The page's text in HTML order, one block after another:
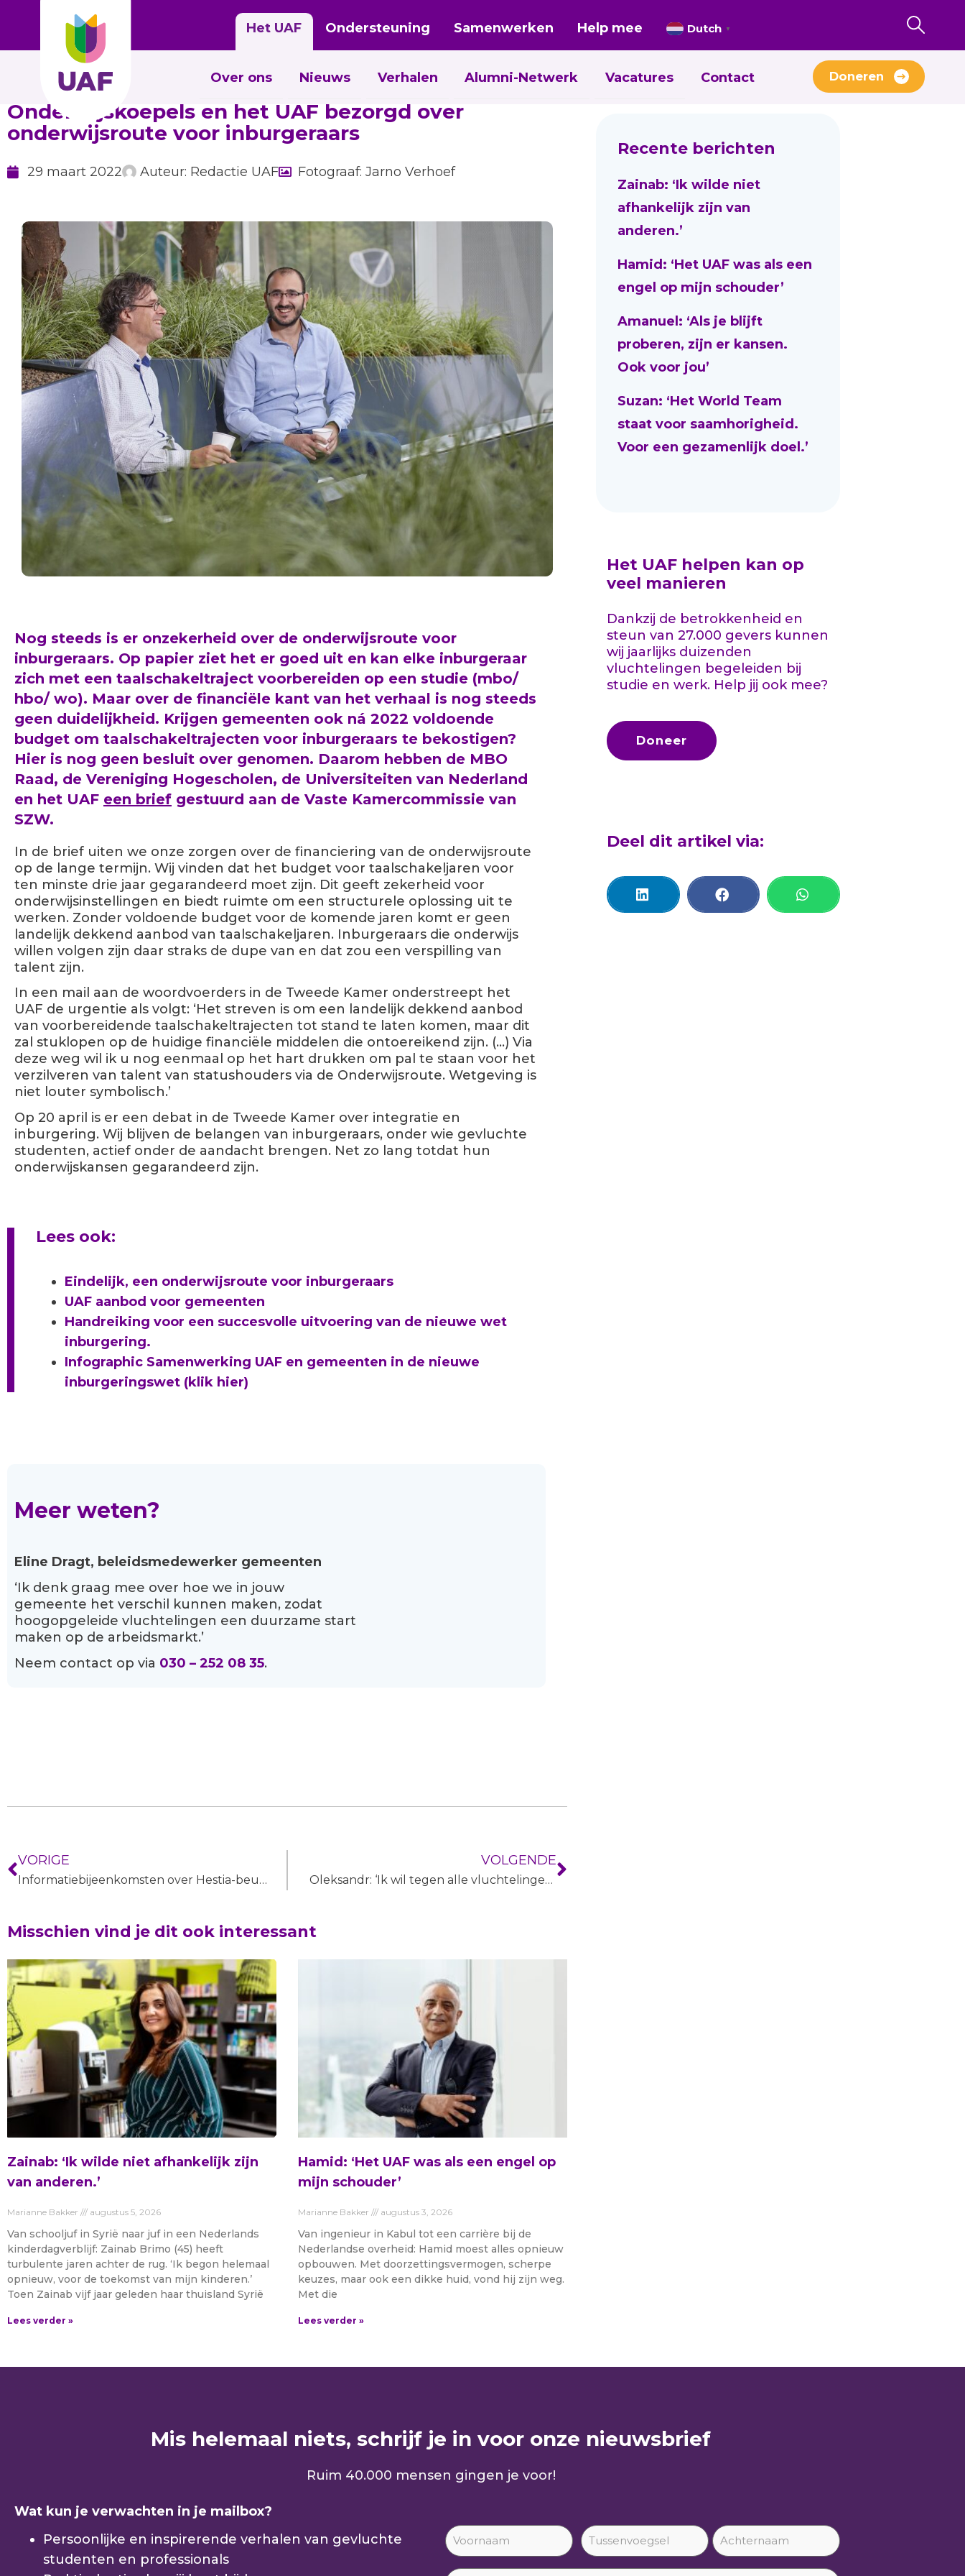
Het UAF
Over ons Nieuws Verhalen Alumni-Netwerk Vacatures Contact
Ondersteuning Samenwerken Help mee Dutch ▼
Doneren
Onderwijskoepels en het UAF bezorgd over
onderwijsroute voor inburgeraars
29 maart 2022 Auteur: Redactie UAF Fotograaf: Jarno Verhoef
Nog steeds is er onzekerheid over de onderwijsroute voor
inburgeraars. Op papier ziet het er goed uit en kan elke inburgeraar
zich met een taalschakeltraject voorbereiden op een studie (mbo/
hbo/ wo). Maar over de financiële kant van het verhaal is nog steeds
geen duidelijkheid. Krijgen gemeenten ook ná 2022 voldoende
budget om taalschakeltrajecten voor inburgeraars te bekostigen?
Hier is nog geen besluit over genomen. Daarom hebben de MBO
Raad, de Vereniging Hogescholen, de Universiteiten van Nederland
en het UAF een brief gestuurd aan de Vaste Kamercommissie van
SZW.
In de brief uiten we onze zorgen over de financiering van de onderwijsroute
op de lange termijn. Wij vinden dat het budget voor taalschakeljaren voor
ten minste drie jaar gegarandeerd moet zijn. Dit geeft zekerheid voor
onderwijsinstellingen en biedt ruimte om een structurele oplossing uit te
werken. Zonder voldoende budget voor de komende jaren komt er geen
landelijk dekkend aanbod van taalschakeljaren. Inburgeraars die onderwijs
willen volgen zijn daar straks de dupe van en dat zou een verspilling van
talent zijn.
In een mail aan de woordvoerders in de Tweede Kamer onderstreept het
UAF de urgentie als volgt: ‘Het streven is om een landelijk dekkend aanbod
van voorbereidende taalschakeltrajecten tot stand te laten komen, maar dit
zal stuklopen op de huidige financiële middelen die ontoereikend zijn. (…) Via
deze weg wil ik u nog eenmaal op het hart drukken om pal te staan voor het
verzilveren van talent van statushouders via de Onderwijsroute. Wetgeving is
niet louter symbolisch.’
Op 20 april is er een debat in de Tweede Kamer over integratie en
inburgering. Wij blijven de belangen van inburgeraars, onder wie gevluchte
studenten, actief onder de aandacht brengen. Net zo lang totdat hun
onderwijskansen gegarandeerd zijn.
Lees ook:
Eindelijk, een onderwijsroute voor inburgeraars
UAF aanbod voor gemeenten
Handreiking voor een succesvolle uitvoering van de nieuwe wet
inburgering.
Infographic Samenwerking UAF en gemeenten in de nieuwe
inburgeringswet (klik hier)
Meer weten?
Eline Dragt, beleidsmedewerker gemeenten
‘Ik denk graag mee over hoe we in jouw
gemeente het verschil kunnen maken, zodat
hoogopgeleide vluchtelingen een duurzame start
maken op de arbeidsmarkt.’
Neem contact op via 030 – 252 08 35.
VORIGE
Informatiebijeenkomsten over Hestia-beurs voor gevluchte academici
VOLGENDE
Oleksandr: ‘Ik wil tegen alle vluchtelingen zeggen dat je nooit mag opgeven’
Misschien vind je dit ook interessant
Zainab: ‘Ik wilde niet afhankelijk zijn
van anderen.’
Marianne Bakker augustus 5, 2026
Van schooljuf in Syrië naar juf in een Nederlands
kinderdagverblijf: Zainab Brimo (45) heeft
turbulente jaren achter de rug. ‘Ik begon helemaal
opnieuw, voor de toekomst van mijn kinderen.’
Toen Zainab vijf jaar geleden haar thuisland Syrië
Lees verder »
Hamid: ‘Het UAF was als een engel op
mijn schouder’
Marianne Bakker augustus 3, 2026
Van ingenieur in Kabul tot een carrière bij de
Nederlandse overheid: Hamid moest alles opnieuw
opbouwen. Met doorzettingsvermogen, scherpe
keuzes, maar ook een dikke huid, vond hij zijn weg.
Met die
Lees verder »
Recente berichten
Zainab: ‘Ik wilde niet
afhankelijk zijn van
anderen.’
Hamid: ‘Het UAF was als een
engel op mijn schouder’
Amanuel: ‘Als je blijft
proberen, zijn er kansen.
Ook voor jou’
Suzan: ‘Het World Team
staat voor saamhorigheid.
Voor een gezamenlijk doel.’
Het UAF helpen kan op
veel manieren
Dankzij de betrokkenheid en
steun van 27.000 gevers kunnen
wij jaarlijks duizenden
vluchtelingen begeleiden bij
studie en werk. Help jij ook mee?
Doneer
Deel dit artikel via:
Mis helemaal niets, schrijf je in voor onze nieuwsbrief​
Ruim 40.000 mensen gingen je voor!
Wat kun je verwachten in je mailbox?
Persoonlijke en inspirerende verhalen van gevluchte
studenten en professionals